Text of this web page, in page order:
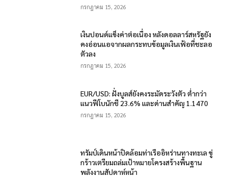
กรกฎาคม 15, 2026
เงินปอนด์แข็งค่าต่อเนื่อง หลังดอลลาร์สหรัฐยัง
คงอ่อนแอจากผลกระทบข้อมูลเงินเฟ้อที่ชะลอ
ตัวลง
กรกฎาคม 15, 2026
EUR/USD: ฝั่งบูลส์ยังคงระมัดระวังตัว ต่ำกว่า
แนวฟีโบนักชี 23.6% และด่านสำคัญ 1.1470
กรกฎาคม 15, 2026
ทรัมป์เดินหน้าปิดล้อมท่าเรืออิหร่านทางทะเล ขู่
กร้าวเตรียมถล่มเป้าหมายโครงสร้างพื้นฐาน
พลังงานสัปดาห์หน้า